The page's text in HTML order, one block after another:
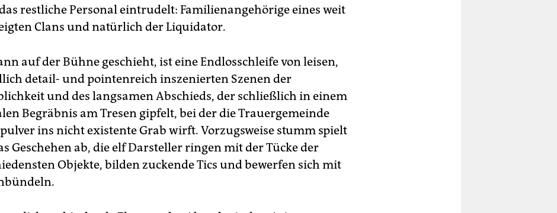
restliche Personal eintrudelt: Familienangehörige eines weit
Clans und natürlich der Liquidator.
auf der Bühne geschieht, ist eine Endlosschleife von leisen,
detail- und pointenreich inszenierten Szenen der
und des langsamen Abschieds, der schließlich in einem
Begräbnis am Tresen gipfelt, bei der die Trauergemeinde
ins nicht existente Grab wirft. Vorzugsweise stumm spielt
Geschehen ab, die elf Darsteller ringen mit der Tücke der
Objekte, bilden zuckende Tics und bewerfen sich mit